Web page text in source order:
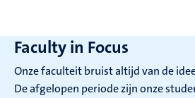
Faculty in Focus
Onze faculteit bruist altijd van de
De afgelopen periode zijn onze